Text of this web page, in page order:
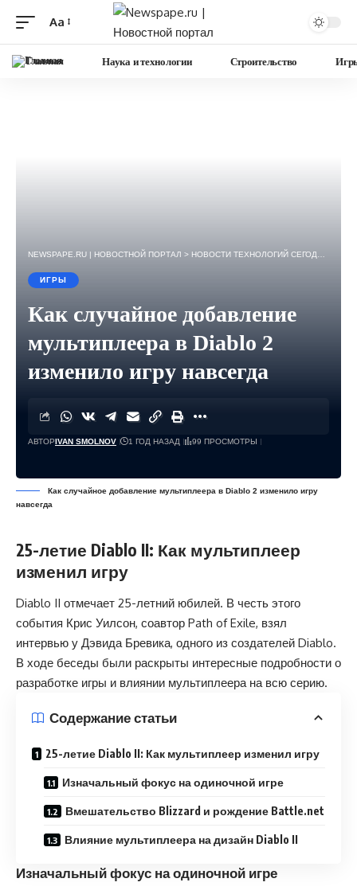
Изменение
Aa
Главная Наука и технологии Строительство
NEWSPAPE.RU | НОВОСТНОЙ ПОРТАЛ > НОВОСТИ ТЕХНОЛОГИЙ СЕГОДНЯ — ИГРЫ, НАУКА, ГАДЖЕТЫ, БИЗНЕС.
ИГРЫ
Как случайное добавление
мультиплеера в Diablo 2
изменило игру навсегда
АВТОРIVAN SMOLNOV 1 ГОД НАЗАД 99 ПРОСМОТРЫ
Как случайное добавление мультиплеера в Diablo 2 изменило игру
навсегда
25-летие Diablo II: Как мультиплеер
изменил игру
Diablo II отмечает 25-летний юбилей. В честь этого
события Крис Уилсон, соавтор Path of Exile, взял
интервью у Дэвида Бревика, одного из создателей Diablo.
В ходе беседы были раскрыты интересные подробности о
разработке игры и влиянии мультиплеера на всю серию.
Содержание статьи
25-летие Diablo II: Как мультиплеер изменил игру
Изначальный фокус на одиночной игре
Вмешательство Blizzard и рождение Battle.net
Влияние мультиплеера на дизайн Diablo II
Изначальный фокус на одиночной игре